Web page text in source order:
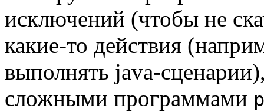
исключений (чтобы не
какие-то действия
выполнять java-
сложными программами